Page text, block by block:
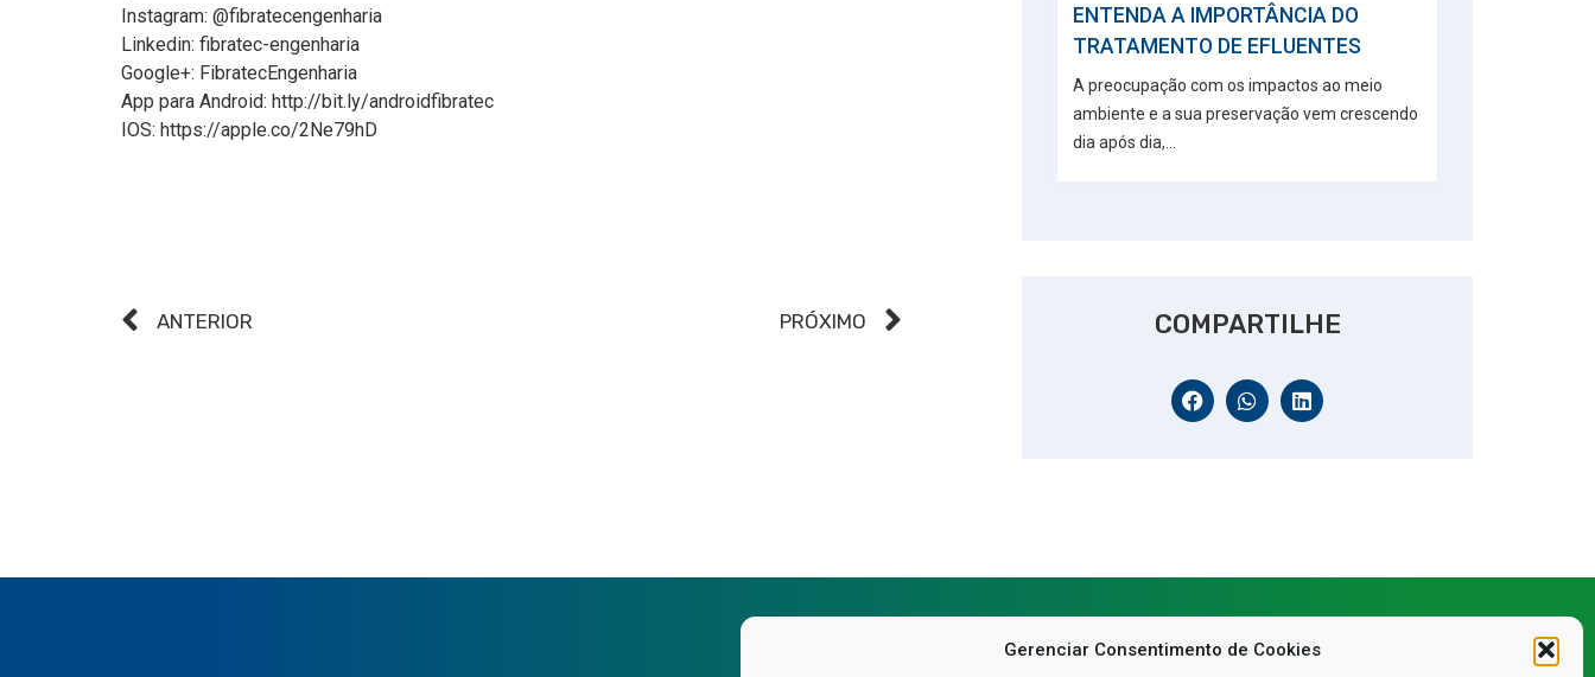
Gerenciar Consentimento de Cookies
Instagram: @fibratecengenharia
Linkedin: fibratec-engenharia
Google+: FibratecEngenharia
App para Android: http://bit.ly/androidfibratec
IOS: https://apple.co/2Ne79hD
ANTERIOR PRÓXIMO
ENTENDA A IMPORTÂNCIA DO
TRATAMENTO DE EFLUENTES
A preocupação com os impactos ao meio
ambiente e a sua preservação vem crescendo
dia após dia,...
COMPARTILHE